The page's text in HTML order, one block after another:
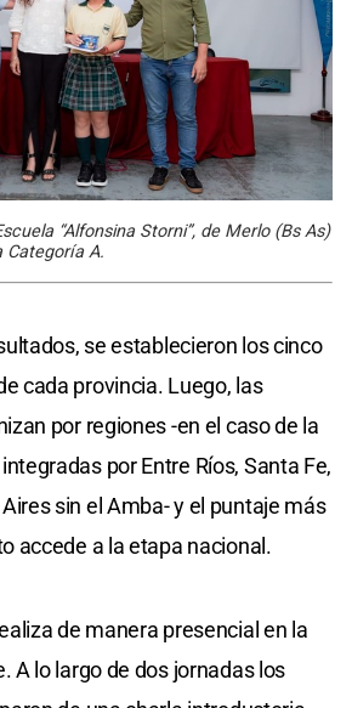
“Alfonsina Storni”, de Merlo (Bs As)
Categoría A.
se establecieron los cinco
cada provincia. Luego, las
por regiones -en el caso de la
por Entre Ríos, Santa Fe,
sin el Amba- y el puntaje más
accede a la etapa nacional.
de manera presencial en la
A lo largo de dos jornadas los